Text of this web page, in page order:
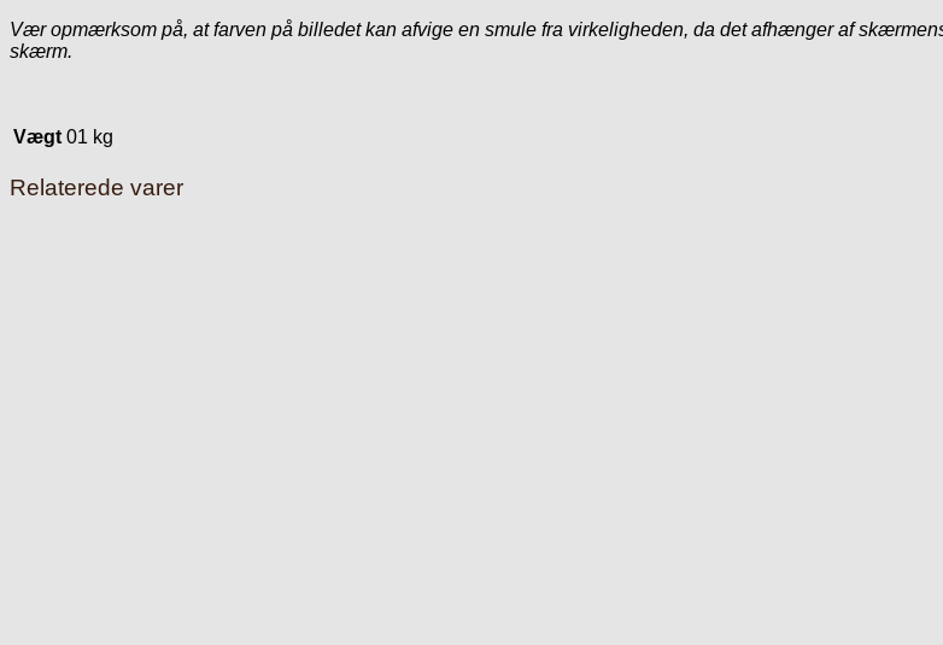
Vær opmærksom på, at farven på billedet kan afvige en smule fra virkeligheden, da det afhænger af
skærm.
Vægt 01 kg
Relaterede varer